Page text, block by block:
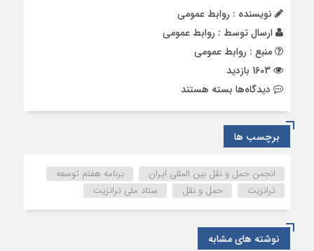
نویسنده : روابط عمومی
ارسال توسط : روابط عمومی
منبع : روابط عمومی
دیدگاه‌ها برای
ابلاغ
شد/
دولت
از
امروز
موظف
به
بسته هستند
برچسب ها
انجمن حمل و نقل بین المللی ایران
برنامه هفتم توسعه
ترانزیت
حمل و نقل ستاد ملی ترانزیت
نوشته های مشابه